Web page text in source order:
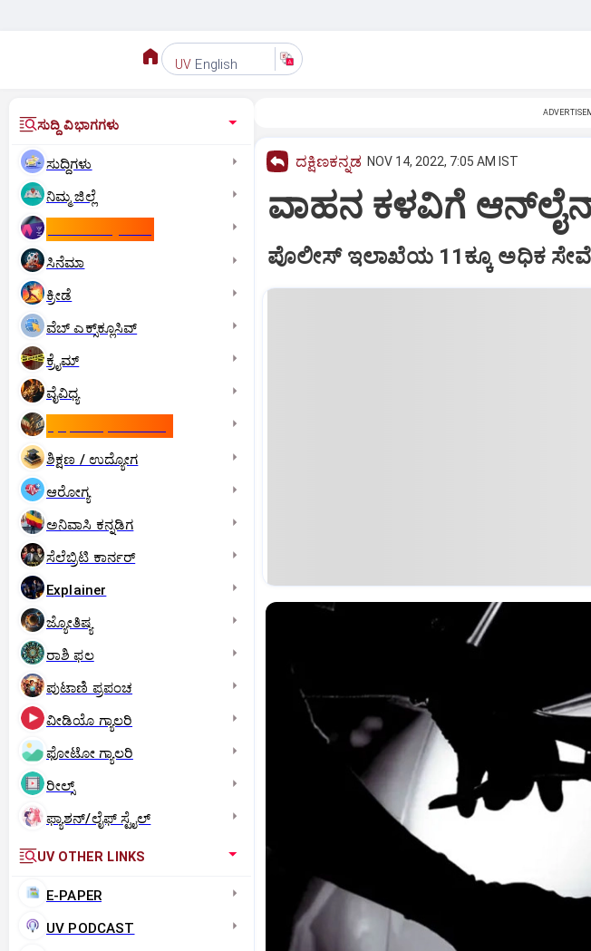
UV English
ಸುದ್ದಿ ವಿಭಾಗಗಳು
ಸುದ್ದಿಗಳು
ನಿಮ್ಮ ಜಿಲ್ಲೆ
ಸಿನೆಮಾ
ಕ್ರೀಡೆ
ವೆಬ್ ಎಕ್ಸ್‌ಕ್ಲೂಸಿವ್
ಕ್ರೈಮ್
ವೈವಿಧ್ಯ
ಶಿಕ್ಷಣ / ಉದ್ಯೋಗ
ಆರೋಗ್ಯ
ಅನಿವಾಸಿ ಕನ್ನಡಿಗ
ಸೆಲೆಬ್ರಿಟಿ ಕಾರ್ನರ್‌
Explainer
ಜ್ಯೋತಿಷ್ಯ
ರಾಶಿ ಫಲ
ಪುಟಾಣಿ ಪ್ರಪಂಚ
ವೀಡಿಯೊ ಗ್ಯಾಲರಿ
ಫೋಟೋ ಗ್ಯಾಲರಿ
ರೀಲ್ಸ್
ಫ್ಯಾಶನ್/ಲೈಫ್‌ ಸ್ಟೈಲ್
UV OTHER LINKS
E-PAPER
UV PODCAST
ದಕ್ಷಿಣಕನ್ನಡ NOV 14, 2022, 7:05 AM IST
ವಾಹನ ಕಳವಿಗೆ
ಪೊಲೀಸ್‌ ಇಲಾಖೆಯ 11ಕ್ಕೂ ಅಧಿಕ